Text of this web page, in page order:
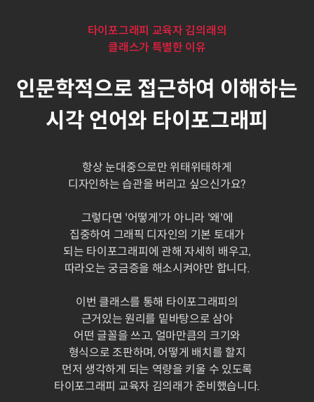
타이포그래피 교육자 김의래의
클래스가 특별한 이유
인문학적으로 접근하여 이해하는
시각 언어와 타이포그래피
항상 눈대중으로만 위태위태하게
디자인하는 습관을 버리고 싶으신가요?
그렇다면 '어떻게'가 아니라 '왜'에
집중하여 그래픽 디자인의 기본 토대가
되는 타이포그래피에 관해 자세히 배우고,
따라오는 궁금증을 해소시켜야만 합니다.
이번 클래스를 통해 타이포그래피의
근거있는 원리를 밑바탕으로 삼아
어떤 글꼴을 쓰고, 얼마만큼의 크기와
형식으로 조판하며, 어떻게 배치를 할지
먼저 생각하게 되는 역량을 키울 수 있도록
타이포그래피 교육자 김의래가 준비했습니다.